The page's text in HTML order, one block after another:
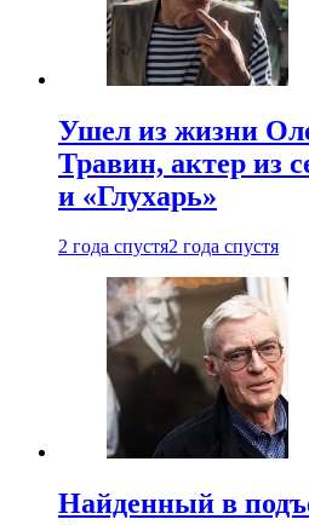
Ушел из жизни
Травин, актер из
и «Глухарь»
2 года спустя2 года спустя
Найденный в